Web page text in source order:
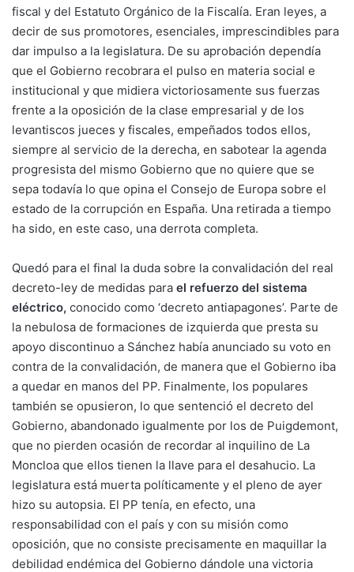
fiscal y del Estatuto Orgánico de la Fiscalía. Eran leyes, a
decir de sus promotores, esenciales, imprescindibles para
dar impulso a la legislatura. De su aprobación dependía
que el Gobierno recobrara el pulso en materia social e
institucional y que midiera victoriosamente sus fuerzas
frente a la oposición de la clase empresarial y de los
levantiscos jueces y fiscales, empeñados todos ellos,
siempre al servicio de la derecha, en sabotear la agenda
progresista del mismo Gobierno que no quiere que se
sepa todavía lo que opina el Consejo de Europa sobre el
estado de la corrupción en España. Una retirada a tiempo
ha sido, en este caso, una derrota completa.
Quedó para el final la duda sobre la convalidación del real
decreto-ley de medidas para el refuerzo del sistema
eléctrico, conocido como ‘decreto antiapagones’. Parte de
la nebulosa de formaciones de izquierda que presta su
apoyo discontinuo a Sánchez había anunciado su voto en
contra de la convalidación, de manera que el Gobierno iba
a quedar en manos del PP. Finalmente, los populares
también se opusieron, lo que sentenció el decreto del
Gobierno, abandonado igualmente por los de Puigdemont,
que no pierden ocasión de recordar al inquilino de La
Moncloa que ellos tienen la llave para el desahucio. La
legislatura está muerta políticamente y el pleno de ayer
hizo su autopsia. El PP tenía, en efecto, una
responsabilidad con el país y con su misión como
oposición, que no consiste precisamente en maquillar la
debilidad endémica del Gobierno dándole una victoria